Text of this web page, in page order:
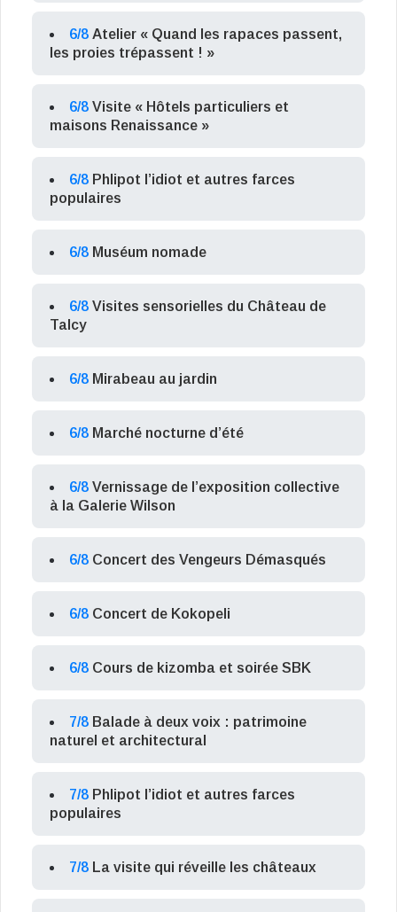
6/8 Atelier « Quand les rapaces passent,
les proies trépassent ! »
6/8 Visite « Hôtels particuliers et
maisons Renaissance »
6/8 Phlipot l’idiot et autres farces
populaires
6/8 Muséum nomade
6/8 Visites sensorielles du Château de
Talcy
6/8 Mirabeau au jardin
6/8 Marché nocturne d’été
6/8 Vernissage de l’exposition collective
à la Galerie Wilson
6/8 Concert des Vengeurs Démasqués
6/8 Concert de Kokopeli
6/8 Cours de kizomba et soirée SBK
7/8 Balade à deux voix : patrimoine
naturel et architectural
7/8 Phlipot l’idiot et autres farces
populaires
7/8 La visite qui réveille les châteaux